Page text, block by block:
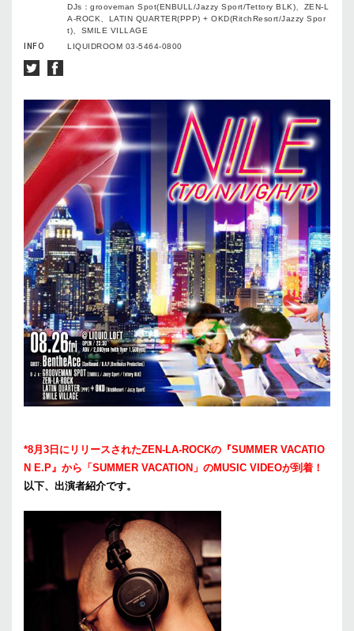
DJs：grooveman Spot(ENBULL/Jazzy Sport/Tettory BLK)、ZEN-L
A-ROCK、LATIN QUARTER(PPP) + OKD(RitchResort/Jazzy Spor
t)、SMILE VILLAGE
INFO
LIQUIDROOM 03-5464-0800
*8月3日にリリースされたZEN-LA-ROCKの『SUMMER VACATIO
N E.P』から「SUMMER VACATION」のMUSIC VIDEOが到着！
以下、出演者紹介です。